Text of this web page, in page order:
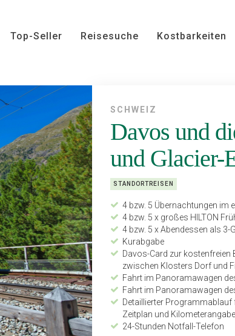
Top-Seller Reisesuche Kostbarkeiten
SCHWEIZ
Davos und
und Glacier-
STANDORTREISEN
4 bzw. 5 Übernachtungen im
4 bzw. 5 x großes HILTON
4 bzw. 5 x Abendessen als 3-
Kurabgabe
Davos-Card zur kostenfreien
zwischen Klosters Dorf und
Fahrt im Panoramawagen
Fahrt im Panoramawagen
Detaillierter
Zeitplan und
24-Stunden Notfall-Telefon